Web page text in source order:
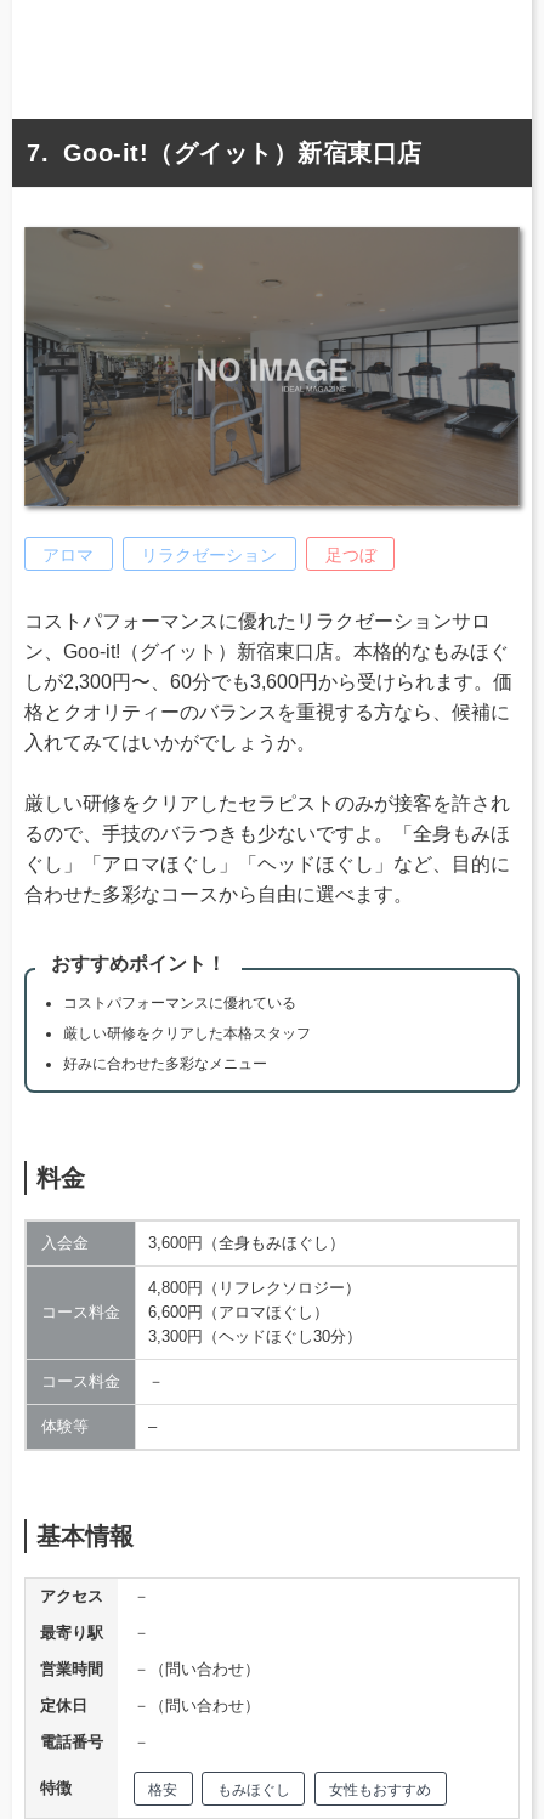
Goo-it!（グイット）新宿東口店
アロマ リラクゼーション 足つぼ
コストパフォーマンスに優れたリラクゼーションサロ
ン、Goo-it!（グイット）新宿東口店。本格的なもみほぐ
しが2,300円〜、60分でも3,600円から受けられます。価
格とクオリティーのバランスを重視する方なら、候補に
入れてみてはいかがでしょうか。
厳しい研修をクリアしたセラピストのみが接客を許され
るので、手技のバラつきも少ないですよ。「全身もみほ
ぐし」「アロマほぐし」「ヘッドほぐし」など、目的に
合わせた多彩なコースから自由に選べます。
おすすめポイント！
コストパフォーマンスに優れている
厳しい研修をクリアした本格スタッフ
好みに合わせた多彩なメニュー
料金
入会金 3,600円（全身もみほぐし）
コース料金
4,800円（リフレクソロジー）
6,600円（アロマほぐし）
3,300円（ヘッドほぐし30分）
コース料金 －
体験等 –
基本情報
アクセス
－
最寄り駅
－
営業時間
－（問い合わせ）
定休日
－（問い合わせ）
電話番号
－
特徴 格安 もみほぐし 女性もおすすめ